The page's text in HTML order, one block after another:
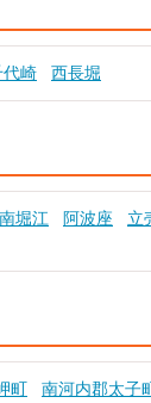
代崎 西長堀
南堀江 阿波座 立
町
南河内郡太子